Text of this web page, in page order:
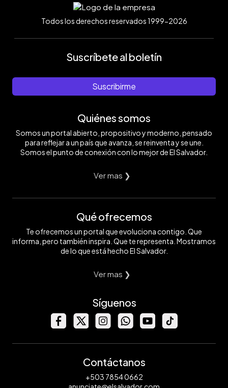
Todos los derechos reservados 1999-2026
Suscríbete al boletín
Suscribirme
Quiénes somos
Somos un portal abierto, propositivo y moderno, pensado
para reflejar a un país que avanza, se reinventa y se une.
Somos el punto de conexión con lo mejor de El Salvador.
Ver mas ❯
Qué ofrecemos
Te ofrecemos un portal que evoluciona contigo. Que
informa, pero también inspira. Que te representa. Mostramos
de lo que está hecho El Salvador.
Ver mas ❯
Síguenos
Contáctanos
+503 7854 0662